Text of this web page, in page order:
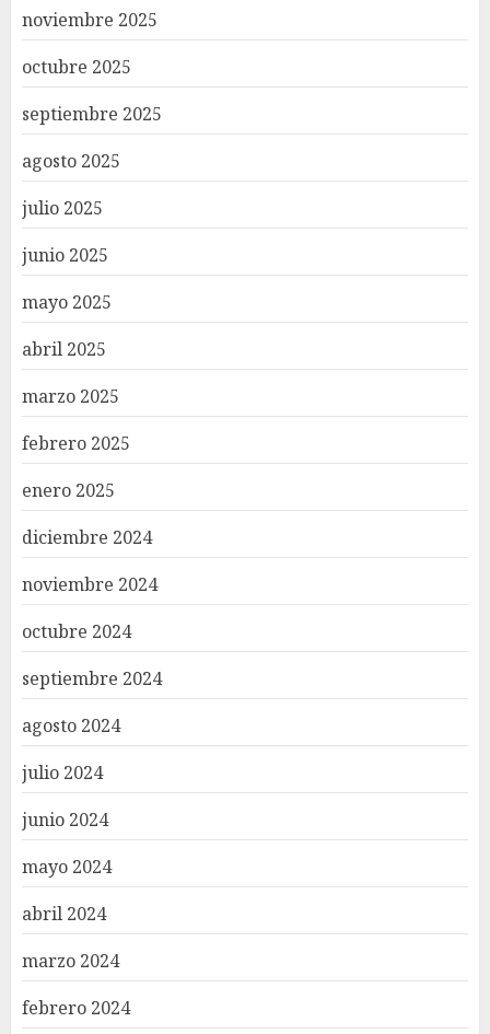
noviembre 2025
octubre 2025
septiembre 2025
agosto 2025
julio 2025
junio 2025
mayo 2025
abril 2025
marzo 2025
febrero 2025
enero 2025
diciembre 2024
noviembre 2024
octubre 2024
septiembre 2024
agosto 2024
julio 2024
junio 2024
mayo 2024
abril 2024
marzo 2024
febrero 2024